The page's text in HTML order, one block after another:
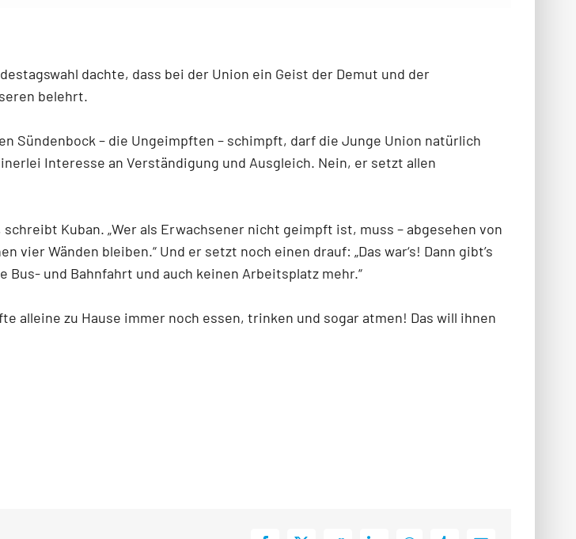
dachte, dass bei der Union ein Geist der Demut und der
belehrt.
Sündenbock – die Ungeimpften – schimpft, darf die Junge Union natürlich
Interesse an Verständigung und Ausgleich. Nein, er setzt allen
Kuban. „Wer als Erwachsener nicht geimpft ist, muss – abgesehen von
Wänden bleiben.“ Und er setzt noch einen drauf: „Das war‘s! Dann gibt’s
und Bahnfahrt und auch keinen Arbeitsplatz mehr.“
alleine zu Hause immer noch essen, trinken und sogar atmen! Das will ihnen